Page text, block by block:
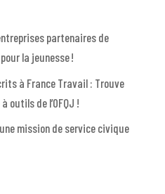
partenaires de
la jeunesse !
à France Travail : Trouve
outils de l’OFQJ !
mission de service civique